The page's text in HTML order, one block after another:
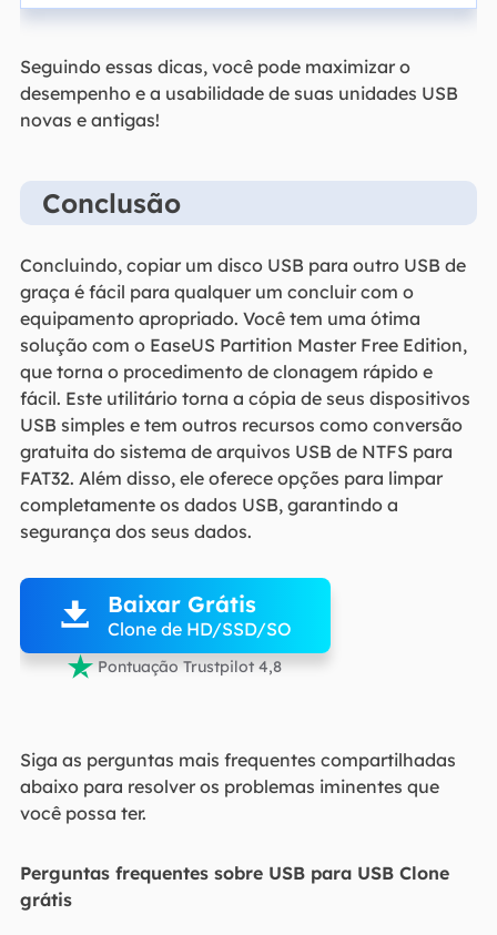
Seguindo essas dicas, você pode maximizar o
desempenho e a usabilidade de suas unidades USB
novas e antigas!
Conclusão
Concluindo, copiar um disco USB para outro USB de
graça é fácil para qualquer um concluir com o
equipamento apropriado. Você tem uma ótima
solução com o EaseUS Partition Master Free Edition,
que torna o procedimento de clonagem rápido e
fácil. Este utilitário torna a cópia de seus dispositivos
USB simples e tem outros recursos como conversão
gratuita do sistema de arquivos USB de NTFS para
FAT32. Além disso, ele oferece opções para limpar
completamente os dados USB, garantindo a
segurança dos seus dados.

 Baixar Grátis
Clone de HD/SSD/SO
 Pontuação Trustpilot 4,8
Siga as perguntas mais frequentes compartilhadas
abaixo para resolver os problemas iminentes que
você possa ter.
Perguntas frequentes sobre USB para USB Clone
grátis